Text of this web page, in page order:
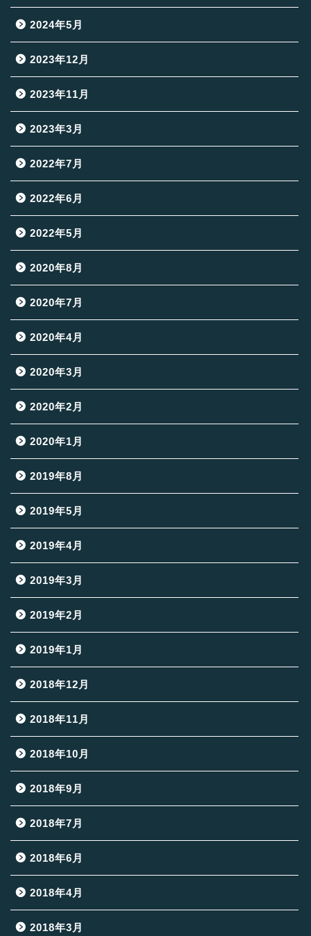
2024年5月
2023年12月
2023年11月
2023年3月
2022年7月
2022年6月
2022年5月
2020年8月
2020年7月
2020年4月
2020年3月
2020年2月
2020年1月
2019年8月
2019年5月
2019年4月
2019年3月
2019年2月
2019年1月
2018年12月
2018年11月
2018年10月
2018年9月
2018年7月
2018年6月
2018年4月
2018年3月